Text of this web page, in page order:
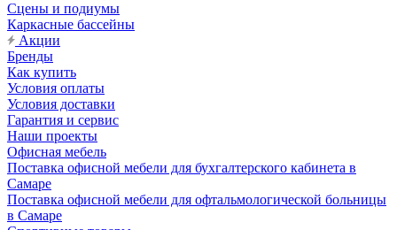
Сцены и подиумы
Каркасные бассейны
Акции
Бренды
Как купить
Условия оплаты
Условия доставки
Гарантия и сервис
Наши проекты
Офисная мебель
Поставка офисной мебели для бухгалтерского кабинета в
Самаре
Поставка офисной мебели для офтальмологической больницы
в Самаре